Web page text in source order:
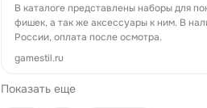
В каталоге представлены наборы для
фишек, а так же аксессуары к ним. В
России, оплата после осмотра.
gamestil.ru
Показать еще